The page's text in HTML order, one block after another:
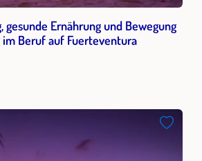
gesunde Ernährung und Bewegung
für mehr Leistung im Beruf auf Fuerteventura